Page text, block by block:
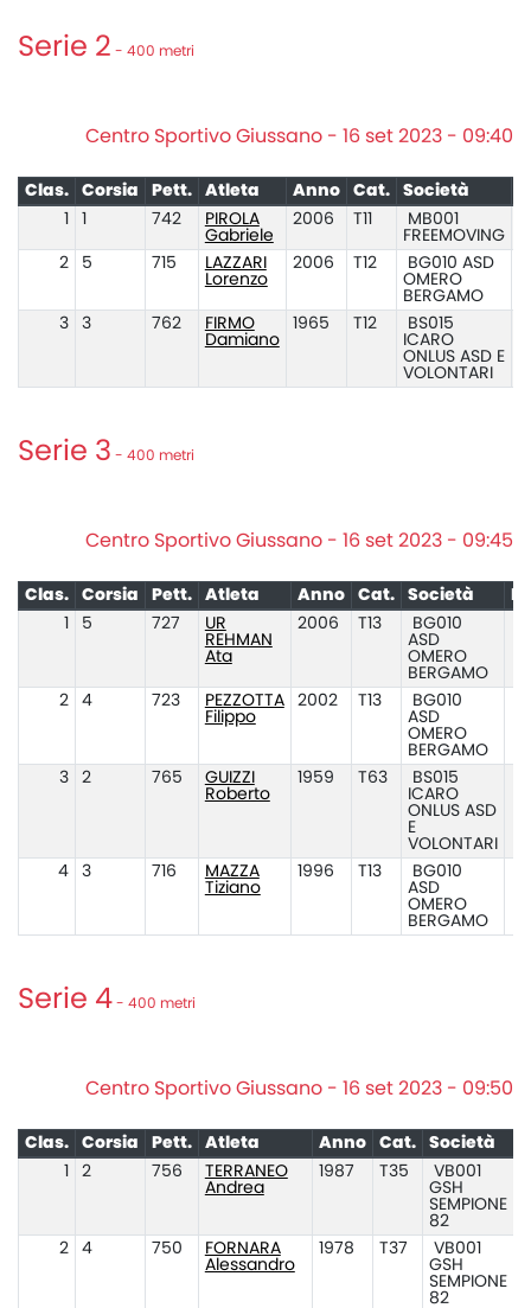
Serie 2 - 400 metri
Centro Sportivo Giussano - 16 set 2023 - 09:40
Clas. Corsia Pett. Atleta Anno Cat. Società
742
PIROLA
Gabriele
2006 T11
MB001
FREEMOVING
2
5 715
LAZZARI
Lorenzo
2006 T12
BG010 ASD
OMERO
BERGAMO
3
3 762
FIRMO
Damiano
1965 T12
BS015
ICARO
ONLUS ASD E
VOLONTARI
Serie 3 - 400 metri
Centro Sportivo Giussano - 16 set 2023 - 09:45
Clas. Corsia Pett. Atleta Anno Cat. Società
5 727
UR
REHMAN
Ata
2006 T13
BG010
ASD
OMERO
BERGAMO
2
4 723
PEZZOTTA
Filippo
2002 T13
BG010
ASD
OMERO
BERGAMO
3
2 765
GUIZZI
Roberto
1959 T63
BS015
ICARO
ONLUS ASD
E
VOLONTARI
4
3 716
MAZZA
Tiziano
1996 T13
BG010
ASD
OMERO
BERGAMO
Serie 4 - 400 metri
Centro Sportivo Giussano - 16 set 2023 - 09:50
Clas. Corsia Pett. Atleta Anno Cat.
Società
2 756
TERRANEO
Andrea
1987 T35
VB001
GSH
SEMPIONE
82
2
4 750
FORNARA
Alessandro
1978 T37
VB001
GSH
SEMPIONE
82